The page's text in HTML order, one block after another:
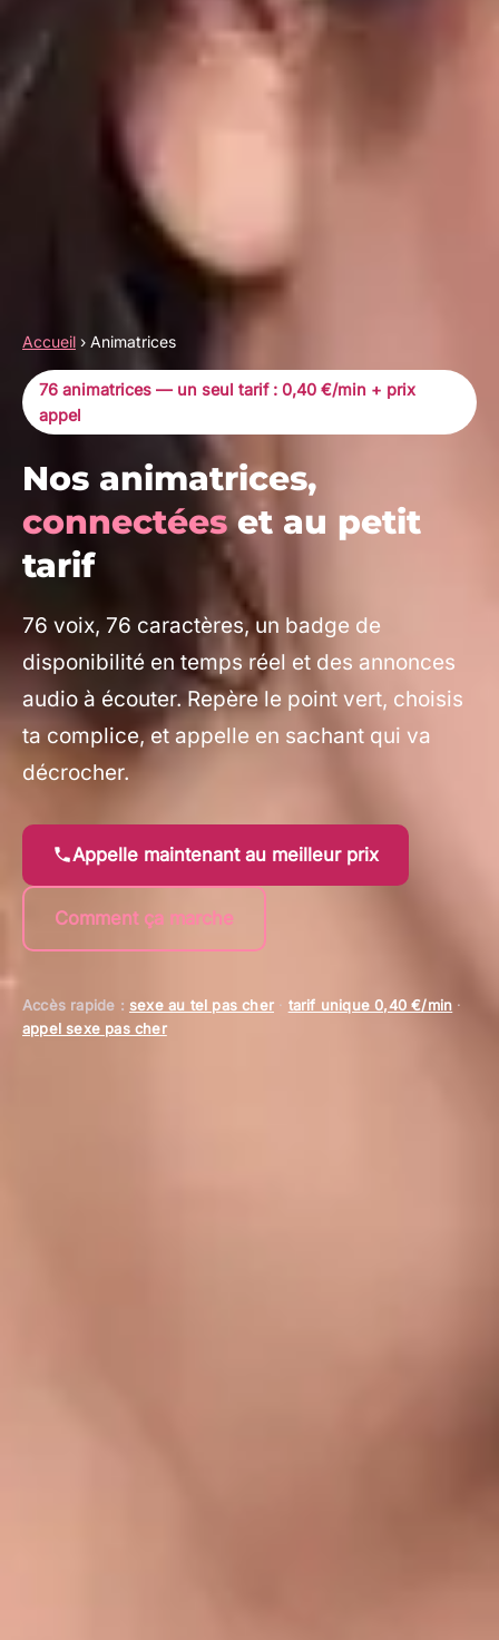
Accueil › Animatrices
76 animatrices — un seul tarif : 0,40 €/min + prix
appel
Nos animatrices,
connectéeset au petit
tarif
76 voix, 76 caractères, un badge de
disponibilité en temps réel et des annonces
audio à écouter. Repère le point vert, choisis
ta complice, et appelle en sachant qui va
décrocher.
Appelle maintenant au meilleur prix
Comment ça marche
Accès rapide : sexe au tel pas cher · tarif unique 0,40 €/min ·
appel sexe pas cher